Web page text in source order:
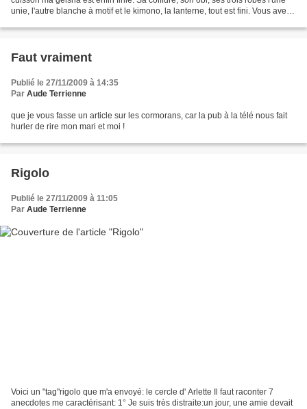
unie, l'autre blanche à motif et le kimono, la lanterne, tout est fini. Vous avez
Faut vraiment
Publié le 27/11/2009 à 14:35
Par Aude Terrienne
que je vous fasse un article sur les cormorans, car la pub à la télé nous fait
hurler de rire mon mari et moi !
Rigolo
Publié le 27/11/2009 à 11:05
Par Aude Terrienne
Voici un "tag"rigolo que m'a envoyé: le cercle d' Arlette Il faut raconter 7
anecdotes me caractérisant: 1° Je suis très distraite:un jour, une amie devait